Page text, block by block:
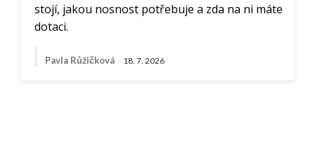
stojí, jakou nosnost potřebuje a zda na ni máte
dotaci.
Pavla Růžičková 18. 7. 2026